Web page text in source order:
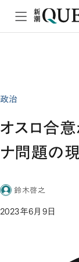
政治
オスロ合
ナ問題の
鈴木啓之
2023年6月9日